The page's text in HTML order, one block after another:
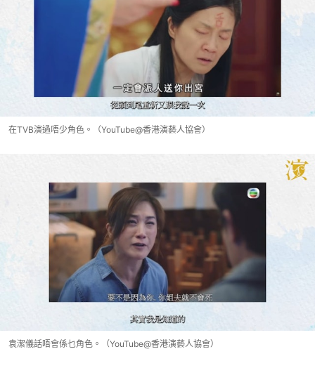
在TVB演過唔少角色。（YouTube@香港演藝人協會）
袁潔儀話唔會係乜角色。（YouTube@香港演藝人協會）